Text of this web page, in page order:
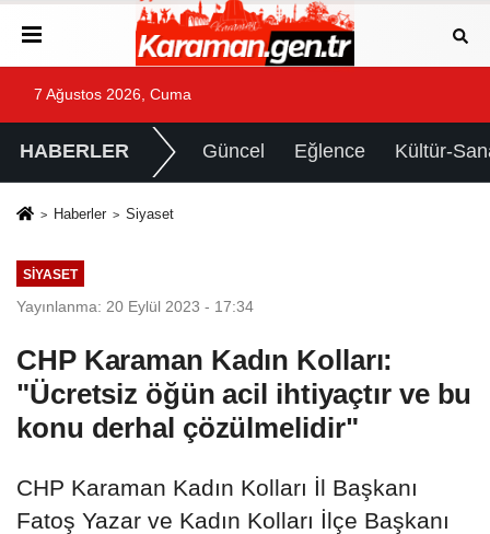
7 Ağustos 2026, Cuma
HABERLER Güncel Eğlence Kültür-
Haberler Siyaset
SIYASET
Yayınlanma: 20 Eylül 2023 - 17:34
CHP Karaman Kadın Kolları:
"Ücretsiz öğün acil ihtiyaçtır ve bu
konu derhal çözülmelidir"
CHP Karaman Kadın Kolları İl Başkanı
Fatoş Yazar ve Kadın Kolları İlçe Başkanı